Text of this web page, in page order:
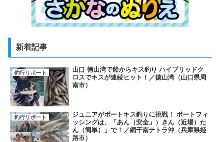
新着記事
釣行リポート
山口 徳山湾で船からキス釣り ハイブリッドク
ロスでキスが連続ヒット！／徳山湾（山口県周
南市）
釣行リポート
ジュニアがボートキス釣りに挑戦！ ボートフィ
ッシングは、「あん（安全」）きん（近場）た
ん（簡単）」で！／網干南テトラ沖（兵庫県姫
路市）